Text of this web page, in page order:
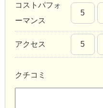
コストパフォ
ーマンス
5
アクセス 5
クチコミ